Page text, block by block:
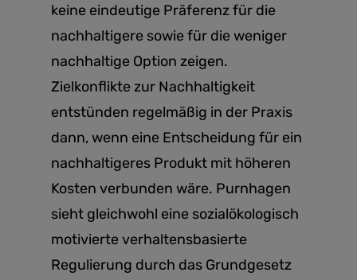
keine eindeutige Präferenz für die
nachhaltigere sowie für die weniger
nachhaltige Option zeigen.
Zielkonflikte zur Nachhaltigkeit
entstünden regelmäßig in der Praxis
dann, wenn eine Entscheidung für ein
nachhaltigeres Produkt mit höheren
Kosten verbunden wäre. Purnhagen
sieht gleichwohl eine sozialökologisch
motivierte verhaltensbasierte
Regulierung durch das Grundgesetz